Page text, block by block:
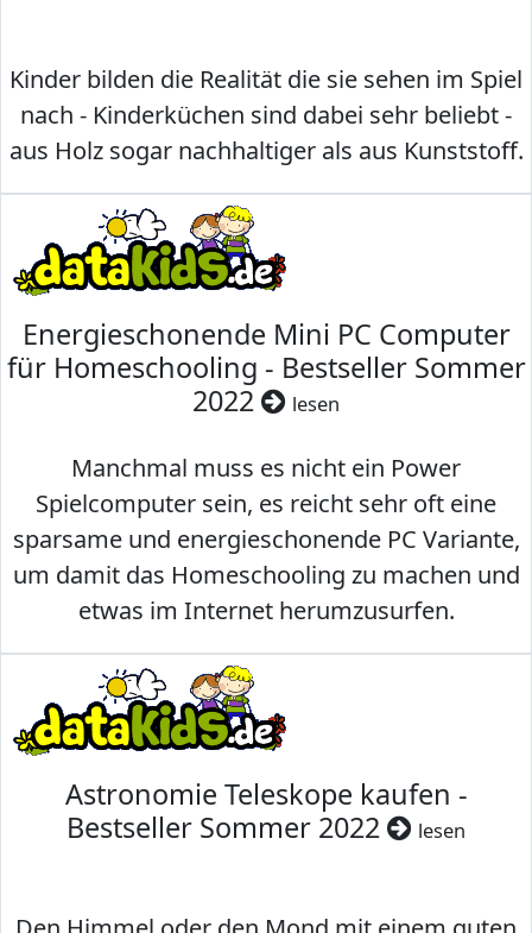
Kinder bilden die Realität die sie sehen im Spiel
nach - Kinderküchen sind dabei sehr beliebt -
aus Holz sogar nachhaltiger als aus Kunststoff.
Energieschonende Mini PC Computer
für Homeschooling - Bestseller Sommer
2022
lesen
Manchmal muss es nicht ein Power
Spielcomputer sein, es reicht sehr oft eine
sparsame und energieschonende PC Variante,
um damit das Homeschooling zu machen und
etwas im Internet herumzusurfen.
Astronomie Teleskope kaufen -
Bestseller Sommer 2022
lesen